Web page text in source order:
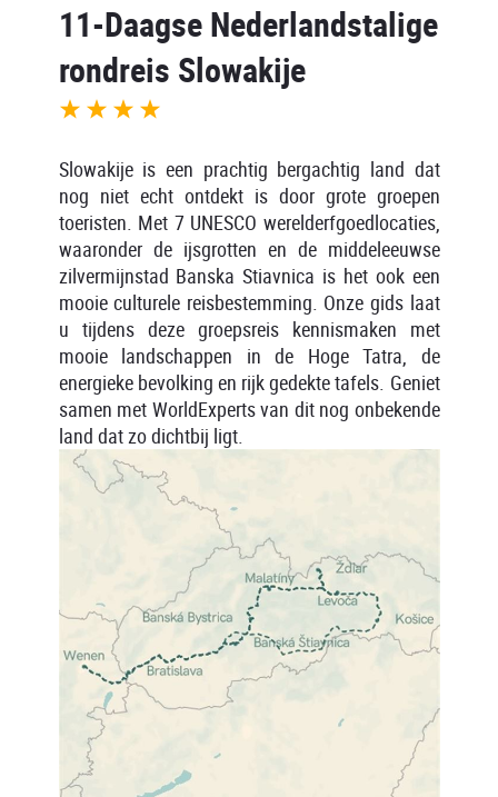
11-Daagse Nederlandstalige
rondreis Slowakije
Slowakije is een prachtig bergachtig land dat
nog niet echt ontdekt is door grote groepen
toeristen. Met 7 UNESCO werelderfgoedlocaties,
waaronder de ijsgrotten en de middeleeuwse
zilvermijnstad Banska Stiavnica is het ook een
mooie culturele reisbestemming. Onze gids laat
u tijdens deze groepsreis kennismaken met
mooie landschappen in de Hoge Tatra, de
energieke bevolking en rijk gedekte tafels. Geniet
samen met WorldExperts van dit nog onbekende
land dat zo dichtbij ligt.